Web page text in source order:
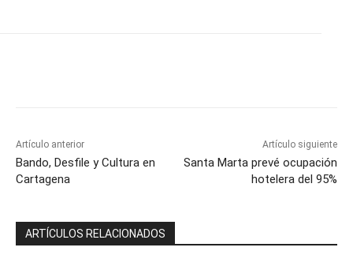
Artículo anterior
Bando, Desfile y Cultura en
Cartagena
Artículo siguiente
Santa Marta prevé ocupación
hotelera del 95%
ARTÍCULOS RELACIONADOS